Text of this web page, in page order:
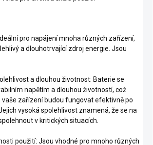
pro napájení mnoha různých zařízení,
a dlouhotrvající zdroj energie. Jsou
a dlouhou životnost: Baterie se
napětím a dlouhou životností, což
vaše zařízení budou fungovat efektivně po
vysoká spolehlivost znamená, že se na
v kritických situacích.
použití: Jsou vhodné pro mnoho různých